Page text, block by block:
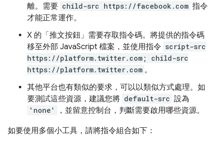
離。需要 child-src https://facebook.com 指令
才能正常運作。
X 的「推文按鈕」 需要存取指令碼。將提供的指令碼
移至外部 JavaScript 檔案，並使用指令 script-src
https://platform.twitter.com; child-src
https://platform.twitter.com 。
其他平台也有類似的要求，可以以類似方式處理。如
要測試這些資源，建議您將 default-src 設為
'none' ，並留意控制台，判斷需要啟用哪些資源。
如要使用多個小工具，請將指令組合如下：